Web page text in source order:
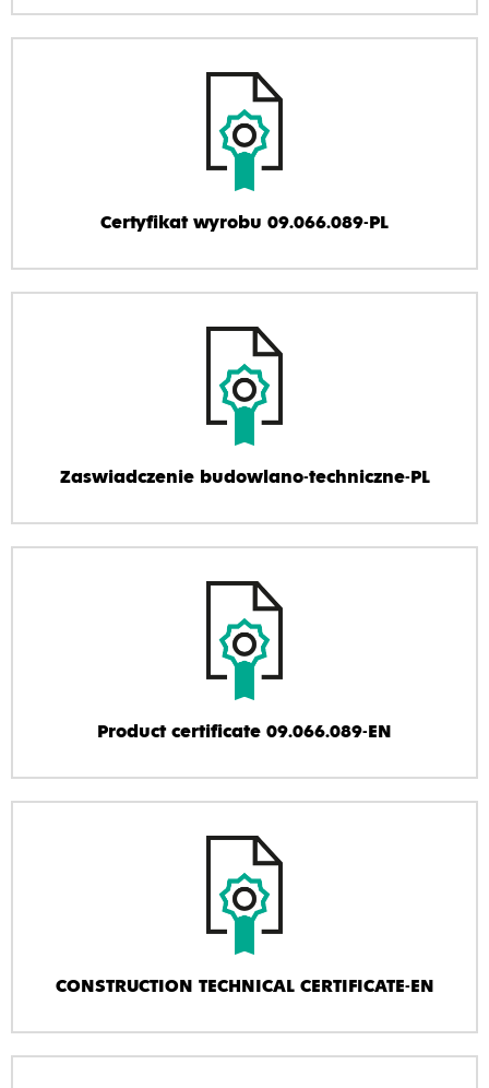
Certyfikat wyrobu 09.066.089-PL
Zaswiadczenie budowlano-techniczne-PL
Product certificate 09.066.089-EN
CONSTRUCTION TECHNICAL CERTIFICATE-EN